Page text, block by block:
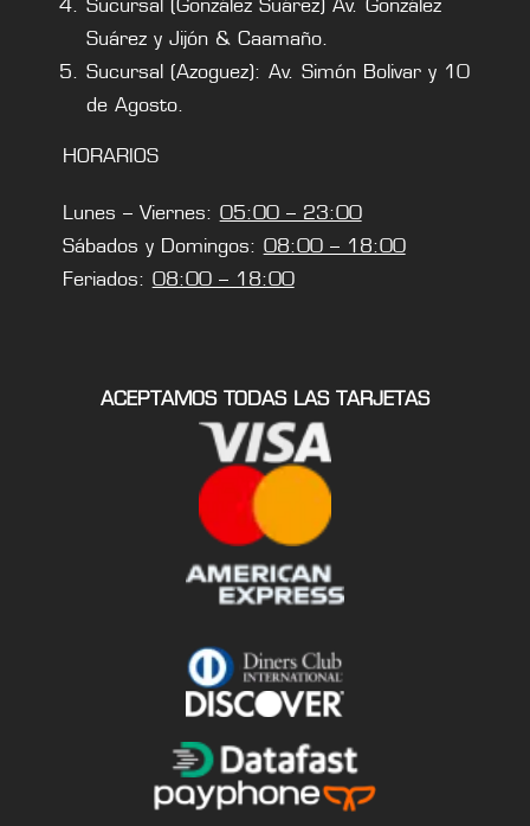
Sucursal (González Suárez) Av. González
Suárez y Jijón & Caamaño.
Sucursal (Azoguez): Av. Simón Bolivar y 10
de Agosto.
HORARIOS
Lunes – Viernes: 05:00 – 23:00
Sábados y Domingos: 08:00 – 18:00
Feriados: 08:00 – 18:00
ACEPTAMOS TODAS LAS TARJETAS